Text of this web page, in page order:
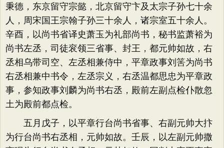
秉德，东京留守宗懿，北京留守卞及太宗子孙七十余
人，周宋国王宗翰子孙三十余人，诸宗室五十余人。
辛酉，以尚书省译史萧玉为礼部尚书，秘书监萧裕为
尚书左丞，司徒衮领三省事、封王，都元帅如故，右
丞相乌带司空、左丞相兼侍中，平章政事刘筈为尚书
右丞相兼中书令，左丞宗义，右丞温都思忠为平章政
事，参知政事刘麟为尚书右丞，殿前左副点检仆散忽
土为殿前都点检。
五月戊子，以平章行台尚书省事、右副元帅大抃
为行台尚书右丞相，元帅如故。壬辰，以左副元帅撒